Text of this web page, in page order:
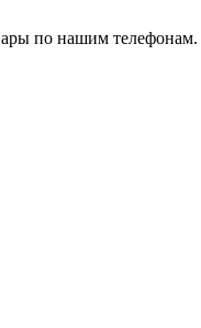
по нашим телефонам.